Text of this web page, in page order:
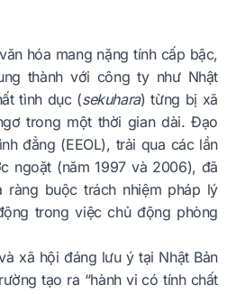
hóa mang nặng tính cấp bậc,
thành với công ty như Nhật
tình dục (sekuhara) từng bị xã
trong một thời gian dài. Đạo
đẳng (EEOL), trải qua các lần
ngoặt (năm 1997 và 2006), đã
buộc trách nhiệm pháp lý
trong việc chủ động phòng
xã hội đáng lưu ý tại Nhật Bản
tạo ra “hành vi có tính chất